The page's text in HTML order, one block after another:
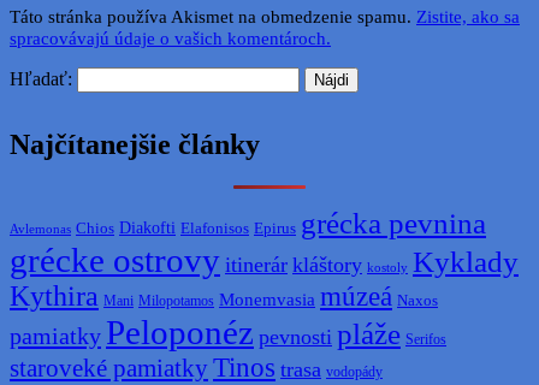
Táto stránka používa Akismet na obmedzenie spamu. Zistite, ako sa
spracovávajú údaje o vašich komentároch.
Hľadať:
Najčítanejšie články
Avlemonas Chios Diakofti Elafonisos Epirus grécka pevnina
grécke ostrovy itinerár kláštory kostoly Kyklady
Kythira Mani Milopotamos Monemvasia múzeá Naxos
pamiatky Peloponéz pevnosti pláže Serifos
staroveké pamiatkyTinos trasa vodopády